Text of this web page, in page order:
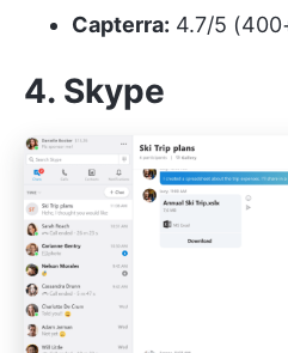
Capterra: 4.7/5
4. Skype